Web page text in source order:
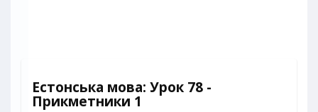
Естонська мова: Урок 78 -
Прикметники 1